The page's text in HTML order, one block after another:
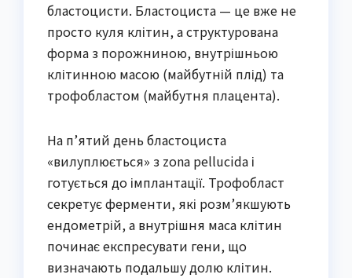
бластоцисти. Бластоциста — це вже не
просто куля клітин, а структурована
форма з порожниною, внутрішньою
клітинною масою (майбутній плід) та
трофобластом (майбутня плацента).
На п’ятий день бластоциста
«вилуплюється» з zona pellucida і
готується до імплантації. Трофобласт
секретує ферменти, які розм’якшують
ендометрій, а внутрішня маса клітин
починає експресувати гени, що
визначають подальшу долю клітин.